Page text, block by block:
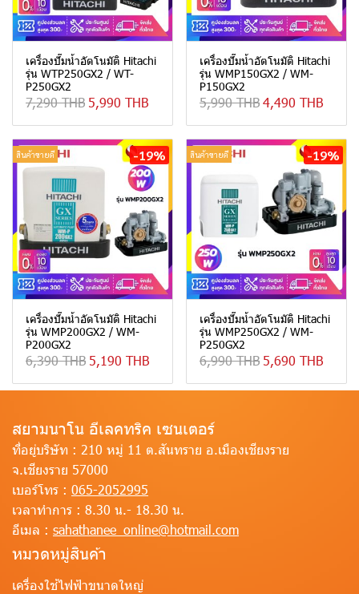
เครื่องปั๊มน้ำอัตโนมัติ Hitachi
รุ่น WTP250GX2 / WT-
P250GX2
7,290 THB 5,990 THB
เครื่องปั๊มน้ำอัตโนมัติ Hitachi
รุ่น WMP150GX2 / WM-
P150GX2
5,990 THB4,490 THB
สินค้าขายดี -19%
เครื่องปั๊มน้ำอัตโนมัติ Hitachi
รุ่น WMP200GX2 / WM-
P200GX2
6,390 THB 5,190 THB
สินค้าขายดี -19%
เครื่องปั๊มน้ำอัตโนมัติ Hitachi
รุ่น WMP250GX2 / WM-
P250GX2
6,990 THB 5,690 THB
สยามนาโน อีเลคทริค เซนเตอร์
ที่อยู่บริษัท : 210 หมู่ 11 ต.สันทราย อ.เมืองเชียงราย
จ.เชียงราย 57000
เบอร์โทร : 065-2052995
เวลาทำการ : 8.30 น.- 18.30 น.
อีเมล : sahathanee_online@hotmail.com
หมวดหมู่สินค้า
เครื่องใช้ไฟฟ้าขนาดใหญ่